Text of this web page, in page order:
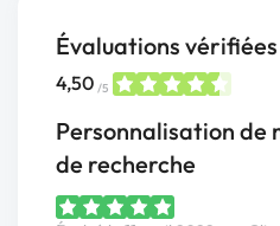
Évaluations vérifiées
4,50 /5
Personnalisation de
de recherche